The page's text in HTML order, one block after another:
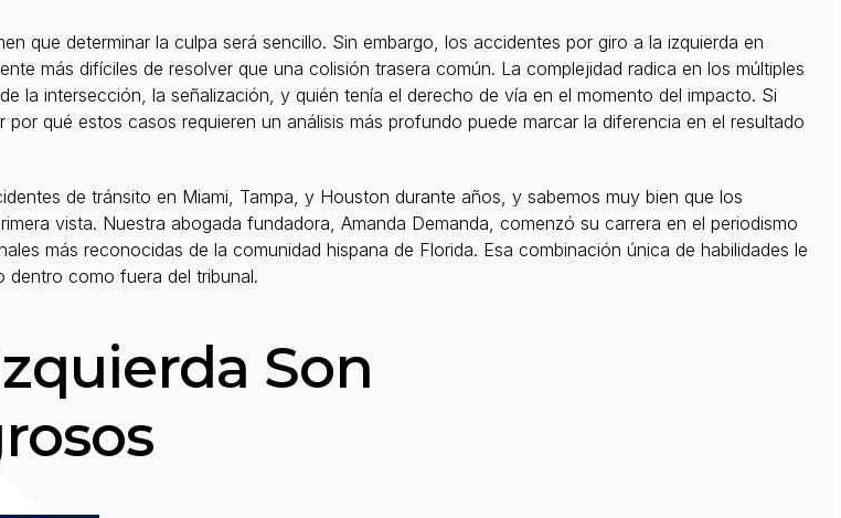
que determinar la culpa será sencillo. Sin embargo, los accidentes por giro a la izquierda en
más difíciles de resolver que una colisión trasera común. La complejidad radica en los múltiples
la intersección, la señalización, y quién tenía el derecho de vía en el momento del impacto. Si
qué estos casos requieren un análisis más profundo puede marcar la diferencia en el resultado
de tránsito en Miami, Tampa, y Houston durante años, y sabemos muy bien que los
vista. Nuestra abogada fundadora, Amanda Demanda, comenzó su carrera en el periodismo
más reconocidas de la comunidad hispana de Florida. Esa combinación única de habilidades le
como fuera del tribunal.
Son